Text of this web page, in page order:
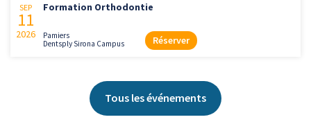
SEP
11
2026
Formation Orthodontie
Pamiers
Dentsply Sirona Campus
Réserver
Tous les événements